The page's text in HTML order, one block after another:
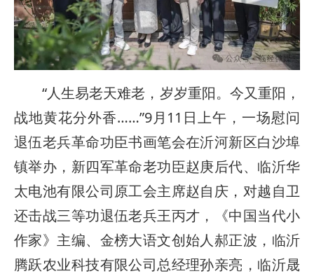
“人生易老天难老，岁岁重阳。今又重阳，
战地黄花分外香……”9月11日上午，一场慰问
退伍老兵革命功臣书画笔会在沂河新区白沙埠
镇举办，新四军革命老功臣赵庚后代、临沂华
太电池有限公司原工会主席赵自庆，对越自卫
还击战三等功退伍老兵王丙才，《中国当代小
作家》主编、金榜大语文创始人郝正波，临沂
腾跃农业科技有限公司总经理孙亲亮，临沂晟